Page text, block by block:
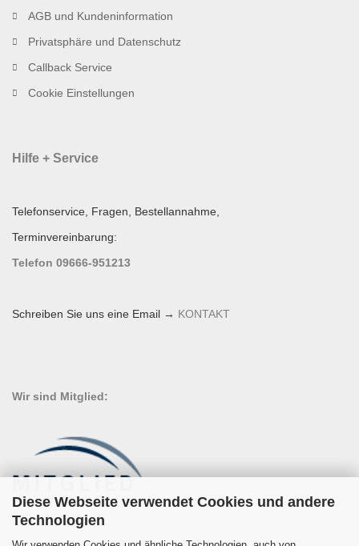
Diese Webseite verwendet Cookies und andere
Technologien
AGB und Kundeninformation
Privatsphäre und Datenschutz
Callback Service
Cookie Einstellungen
Hilfe + Service
Telefonservice, Fragen, Bestellannahme,
Terminvereinbarung:
Telefon 09666-951213
Schreiben Sie uns eine Email → KONTAKT
Wir sind Mitglied: